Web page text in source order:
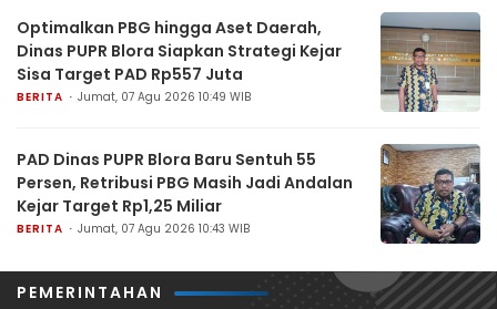
Optimalkan PBG hingga Aset Daerah,
Dinas PUPR Blora Siapkan Strategi Kejar
Sisa Target PAD Rp557 Juta
BERITA Jumat, 07 Agu 2026 10:49 WIB
PAD Dinas PUPR Blora Baru Sentuh 55
Persen, Retribusi PBG Masih Jadi Andalan
Kejar Target Rp1,25 Miliar
BERITA Jumat, 07 Agu 2026 10:43 WIB
PEMERINTAHAN